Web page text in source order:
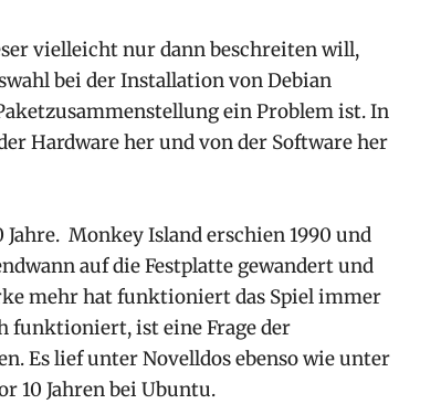
vielleicht nur dann beschreiten will,
bei der Installation von Debian
ein Problem ist. In
Hardware her und von der Software her
Monkey Island erschien 1990 und
auf die Festplatte gewandert und
mehr hat funktioniert das Spiel immer
funktioniert, ist eine Frage der
Es lief unter Novelldos ebenso wie unter
10 Jahren bei Ubuntu.